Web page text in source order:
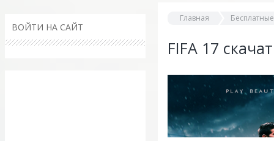
Главная
FIFA 17
ВОЙТИ НА САЙТ